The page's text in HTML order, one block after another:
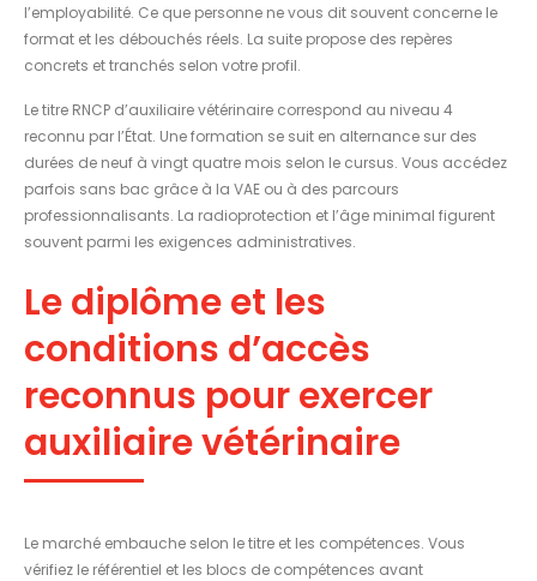
l’employabilité. Ce que personne ne vous dit souvent concerne le
format et les débouchés réels. La suite propose des repères
concrets et tranchés selon votre profil.
Le titre RNCP d’auxiliaire vétérinaire correspond au niveau 4
reconnu par l’État. Une formation se suit en alternance sur des
durées de neuf à vingt quatre mois selon le cursus. Vous accédez
parfois sans bac grâce à la VAE ou à des parcours
professionnalisants. La radioprotection et l’âge minimal figurent
souvent parmi les exigences administratives.
Le diplôme et les
conditions d’accès
reconnus pour exercer
auxiliaire vétérinaire
Le marché embauche selon le titre et les compétences. Vous
vérifiez le référentiel et les blocs de compétences avant